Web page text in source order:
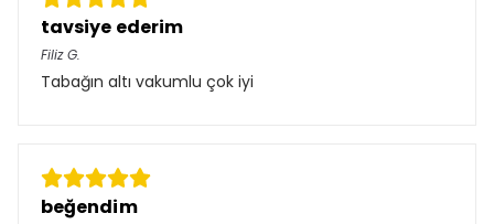
tavsiye ederim
Filiz G.
Tabağın altı vakumlu çok iyi
beğendim